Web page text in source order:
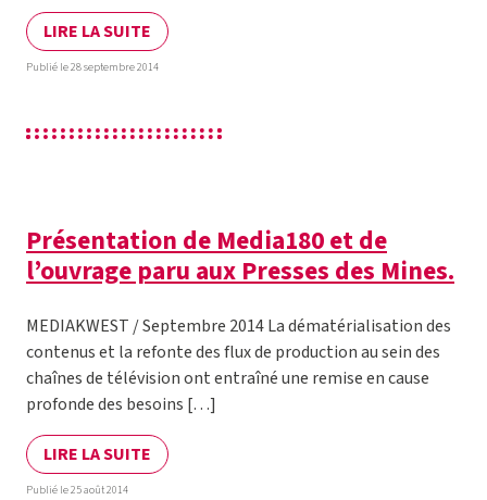
LIRE LA SUITE
Publié le 28 septembre 2014
Présentation de Media180 et de
l’ouvrage paru aux Presses des Mines.
MEDIAKWEST / Septembre 2014 La dématérialisation des
contenus et la refonte des flux de production au sein des
chaînes de télévision ont entraîné une remise en cause
profonde des besoins […]
LIRE LA SUITE
Publié le 25 août 2014